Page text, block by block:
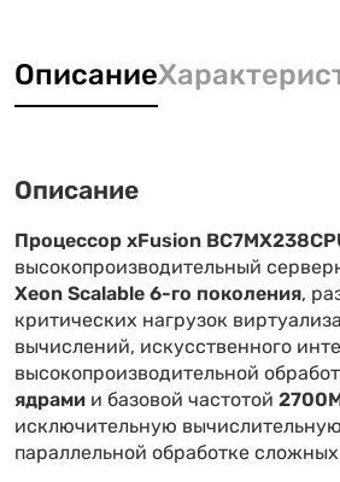
Описание
Описание
Процессор xFusion
высокопроизводительный
Xeon Scalable 6-го поколения,
критических нагрузок
вычислений, искусственного
высокопроизводительной
ядрами и базовой частотой
исключительную
параллельной обработке